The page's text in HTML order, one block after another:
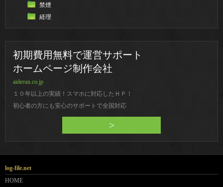
禁煙
経理
初期費用無料で運営サポート
ホームページ制作会社
aiderun.co.jp
１０年以上の実績！スマホに対応したＨＰ！
初心者の方にも安心のサポートで全国対応
>
log-file.net
HOME